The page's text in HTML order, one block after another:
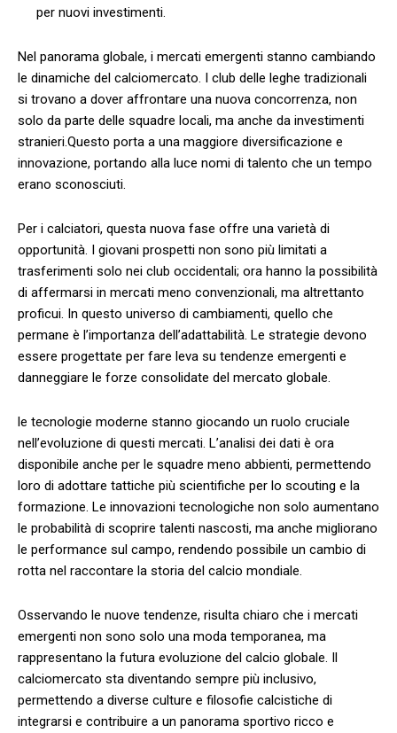
per nuovi investimenti.
Nel panorama globale, i mercati emergenti ​stanno cambiando
le⁣ dinamiche del calciomercato.⁣ I club delle leghe tradizionali
si trovano​ a dover affrontare una nuova concorrenza, non
solo da parte delle squadre ⁣locali, ma anche da investimenti⁢
stranieri.Questo porta a una ‌maggiore diversificazione ‍e
innovazione, portando alla luce nomi di‍ talento che⁣ un tempo
erano sconosciuti.
Per ‍i calciatori, questa nuova⁣ fase offre una varietà di
opportunità. I giovani prospetti non sono più limitati a
trasferimenti solo nei club occidentali; ora hanno la ⁢possibilità
di affermarsi in‌ mercati meno convenzionali, ma altrettanto
proficui. In⁤ questo universo di cambiamenti, quello che
permane è l’importanza⁢ dell’adattabilità. Le strategie devono
essere progettate per fare leva su tendenze emergenti e
danneggiare le forze ‌consolidate del mercato globale.
le tecnologie moderne stanno giocando un ruolo cruciale
nell’evoluzione di questi mercati. L’analisi dei dati è ora
disponibile ⁣anche per le squadre ‌meno abbienti, permettendo
loro⁢ di adottare tattiche più scientifiche per lo ‌scouting e la
formazione. Le innovazioni tecnologiche non solo aumentano
le probabilità di scoprire talenti nascosti, ma anche migliorano
le performance sul campo, rendendo ⁤possibile un cambio di
rotta ⁢nel raccontare la storia del ‍calcio mondiale.
Osservando le nuove tendenze, risulta chiaro che i mercati
emergenti non sono solo una moda‍ temporanea, ma
rappresentano la futura evoluzione del calcio globale. Il
calciomercato sta diventando sempre più inclusivo,
permettendo a ‍diverse culture e filosofie calcistiche di
integrarsi ⁢e contribuire a un panorama sportivo ricco ⁤e